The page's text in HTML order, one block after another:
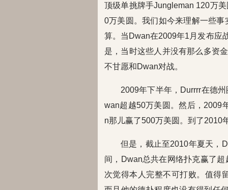
顶级单挑牌手Jungleman 120万
0万美圆。我们如今来理解一些
算。当Dwan在2009年1月发布应
是，当时这些人并没有那么多资
不甘愿和Dwan对战。
2009年下半年，Durrrr在德
wan超越50万美圆。然后，2009
n那儿赢了500万美圆。到了2010
但是，截止至2010年夏天，
间，Dwan总共在网络扑克赢了
次觉得本人完整不可打败。值得